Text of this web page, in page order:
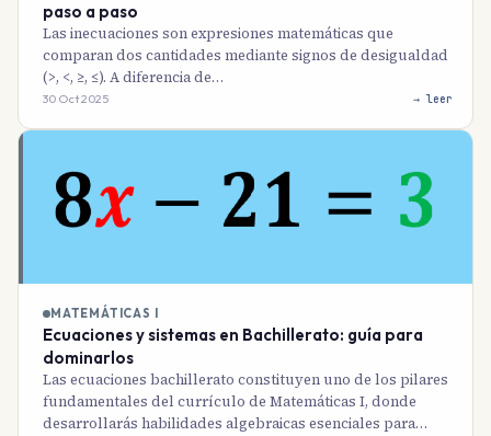
paso a paso
Las inecuaciones son expresiones matemáticas que
comparan dos cantidades mediante signos de desigualdad
(>, <, ≥, ≤). A diferencia de…
30 Oct 2025 → leer
MATEMÁTICAS I
Ecuaciones y sistemas en Bachillerato: guía para
dominarlos
Las ecuaciones bachillerato constituyen uno de los pilares
fundamentales del currículo de Matemáticas I, donde
desarrollarás habilidades algebraicas esenciales para…